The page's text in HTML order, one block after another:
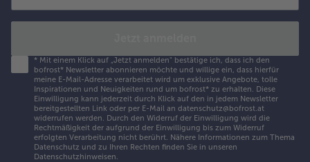
* Mit einem Klick auf „Jetzt anmelden" bestätige ich, dass ich den
bofrost* Newsletter abonnieren möchte und willige ein, dass hierfür
meine E-Mail-Adresse verarbeitet wird um exklusive Angebote, tolle
Inspirationen und Neuigkeiten rund um bofrost* zu erhalten. Diese
Einwilligung kann jederzeit durch Klick auf den in jedem Newsletter
bereitgestellten Link oder per E-Mail an datenschutz@bofrost.at
widerrufen werden. Durch den Widerruf der Einwilligung wird die
Rechtmäßigkeit der aufgrund der Einwilligung bis zum Widerruf
erfolgten Verarbeitung nicht berührt. Nähere Informationen zum Thema
Datenschutz und zu Ihren Rechten finden Sie in unseren
Datenschutzhinweisen.